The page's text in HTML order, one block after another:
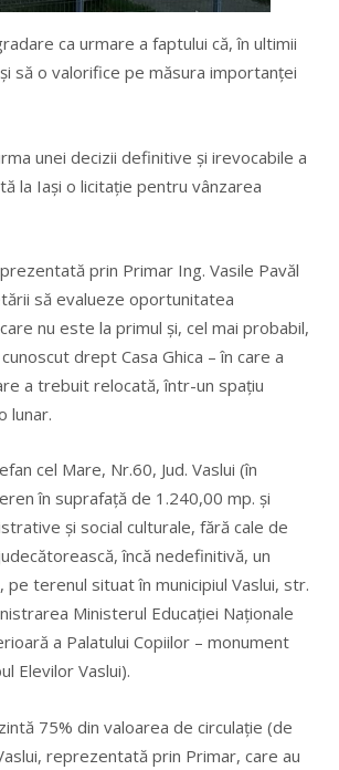
ca urmare a faptului că, în ultimii
să o valorifice pe măsura importanței
unei decizii definitive și irevocabile a
la Iași o licitație pentru vânzarea
prin Primar Ing. Vasile Pavăl
să evalueze oportunitatea
nu este la primul și, cel mai probabil,
drept Casa Ghica – în care a
a trebuit relocată, într-un spațiu
lunar.
cel Mare, Nr.60, Jud. Vaslui (în
în suprafață de 1.240,00 mp. și
și social culturale, fără cale de
încă nedefinitivă, un
terenul situat în municipiul Vaslui, str.
Ministerul Educaţiei Naţionale
a Palatului Copiilor – monument
Elevilor Vaslui).
75% din valoarea de circulație (de
reprezentată prin Primar, care au